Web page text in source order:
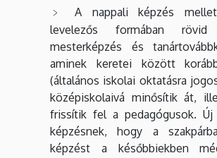
A nappali képzés
levelezős formában
mesterképzés és
aminek keretei között
(általános iskolai oktatásra
középiskolaivá minősítik át,
frissítik fel a pedagógusok. Új
képzésnek, hogy a
képzést a későbbiekben